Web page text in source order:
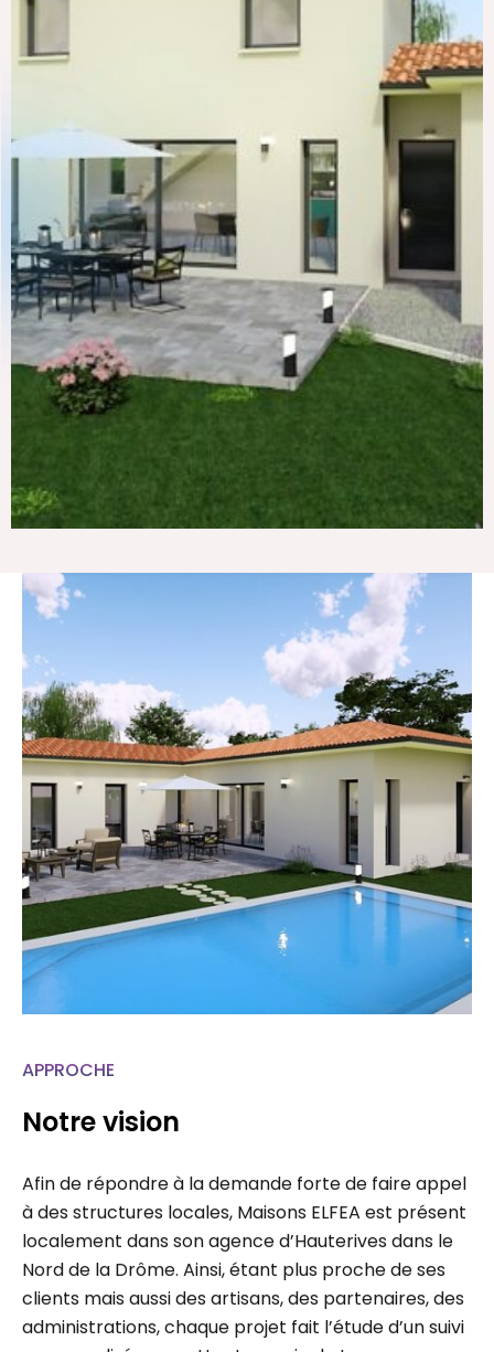
APPROCHE
Notre vision
à des structures locales, Maisons ELFEA est présent
localement dans son agence d’Hauterives dans le
Nord de la Drôme. Ainsi, étant plus proche de ses
clients mais aussi des artisans, des partenaires, des
administrations, chaque projet fait l’étude d’un suivi
personnalisé permettant un gain de temps…